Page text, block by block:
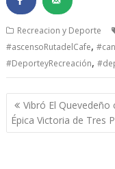
Recreacion y Deporte
#ascensoRutadelCafe,
#DeporteyRecreación,
Navegación
de
entradas
Vibró El Quevedeño
Épica Victoria de Tres